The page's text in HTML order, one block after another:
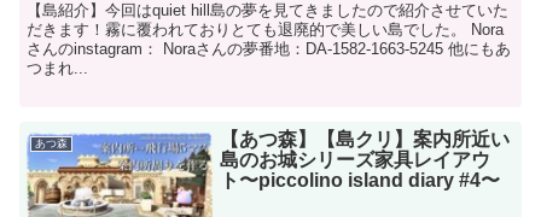
【島紹介】今回はquiet hill島の夢を見てきましたので紹介させていた
だきます！霧に覆われておりとても退廃的で美しい島でした。 Nora
さんのinstagram： Noraさんの夢番地：DA-1582-1663-5245 他にもあ
つまれ...
あつ森
【あつ森】【島クリ】案内所近い
島のお城シリーズ家具レイアウ
ト〜piccolino island diary #4〜